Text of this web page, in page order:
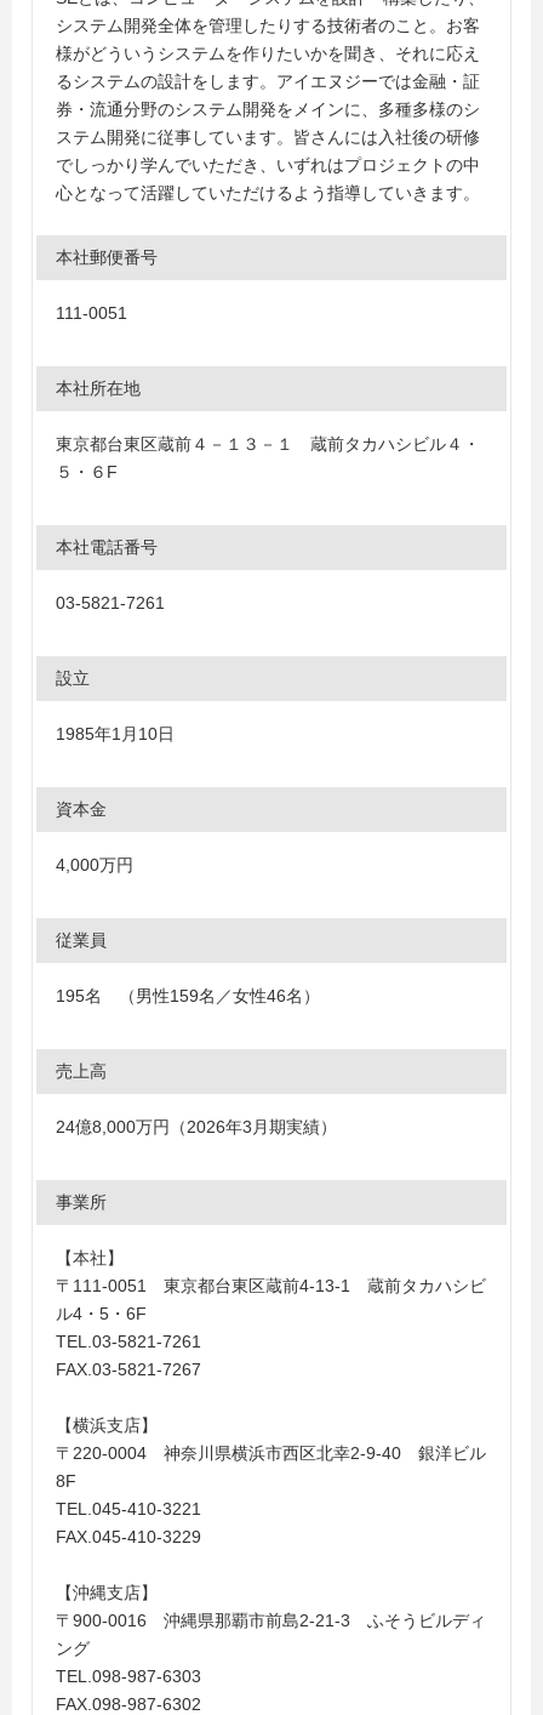
システム開発全体を管理したりする技術者のこと。お客
様がどういうシステムを作りたいかを聞き、それに応え
るシステムの設計をします。アイエヌジーでは金融・証
券・流通分野のシステム開発をメインに、多種多様のシ
ステム開発に従事しています。皆さんには入社後の研修
でしっかり学んでいただき、いずれはプロジェクトの中
心となって活躍していただけるよう指導していきます。
本社郵便番号
111-0051
本社所在地
東京都台東区蔵前４－１３－１ 蔵前タカハシビル４・
５・６F
本社電話番号
03-5821-7261
設立
1985年1月10日
資本金
4,000万円
従業員
195名 （男性159名／女性46名）
売上高
24億8,000万円（2026年3月期実績）
事業所
【本社】
〒111-0051 東京都台東区蔵前4-13-1 蔵前タカハシビ
ル4・5・6F
TEL.03-5821-7261
FAX.03-5821-7267
【横浜支店】
〒220-0004 神奈川県横浜市西区北幸2-9-40 銀洋ビル
8F
TEL.045-410-3221
FAX.045-410-3229
【沖縄支店】
〒900-0016 沖縄県那覇市前島2-21-3 ふそうビルディ
ング
TEL.098-987-6303
FAX.098-987-6302